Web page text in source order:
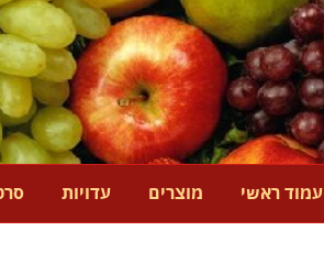
עמוד ראשי מוצרים עדויות